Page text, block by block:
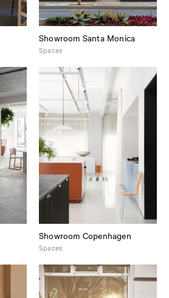
Showroom Santa Monica
Spaces
Showroom Copenhagen
Spaces